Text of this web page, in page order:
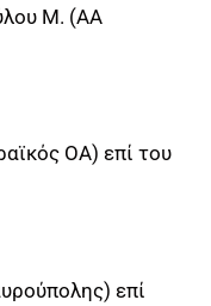
Μ. (ΑΑ
ΟΑ) επί του
επί